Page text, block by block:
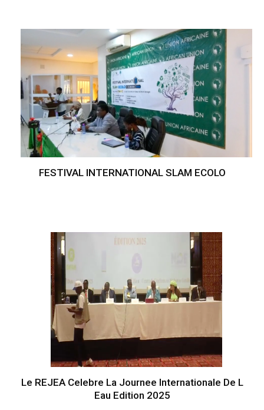
FESTIVAL INTERNATIONAL SLAM ECOLO
Le REJEA Celebre La Journee Internationale De L
Eau Edition 2025